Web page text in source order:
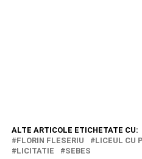
ALTE ARTICOLE ETICHETATE CU:
FLORIN FLESERIU
LICEUL CU
LICITATIE
SEBES